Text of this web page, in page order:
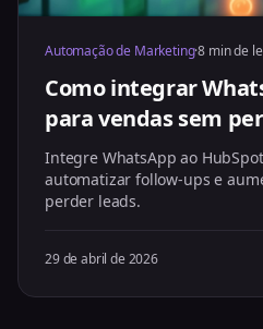
Automação de Marketing·8 min de
Como integrar
para vendas sem
Integre WhatsApp ao
automatizar follow-ups e
perder leads.
29 de abril de 2026